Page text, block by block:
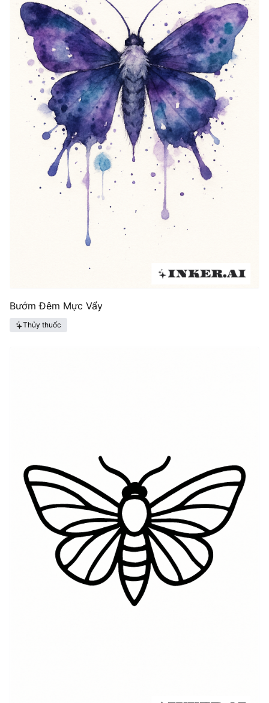
Bướm Đêm Mực Vẩy
Thủy thuốc